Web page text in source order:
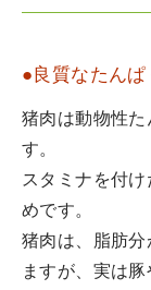
●良質なたん
猪肉は動物性
す。
スタミナを付
めです。
猪肉は、脂肪分
ますが、実は